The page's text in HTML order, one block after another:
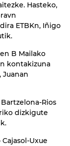
Hasteko,
ETBKn, Iñigo
B Mailako
kontakizuna
Juanan
Rios
dizkigute
Uxue